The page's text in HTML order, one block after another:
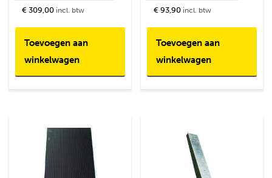
€ 309,00 incl. btw
Toevoegen aan
winkelwagen
€ 93,90 incl. btw
Toevoegen aan
winkelwagen